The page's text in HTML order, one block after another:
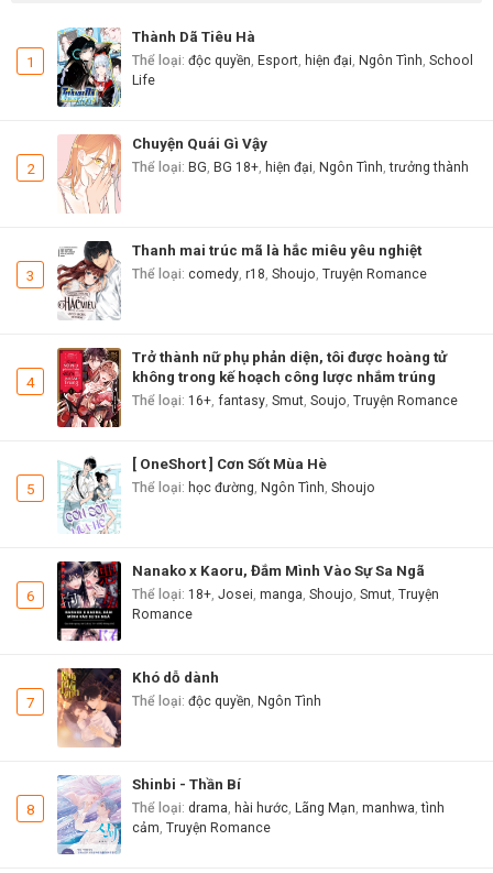
1
Thành Dã Tiêu Hà
Thể loại: độc quyền, Esport, hiện đại, Ngôn Tình, School
Life
2
Chuyện Quái Gì Vậy
Thể loại: BG, BG 18+, hiện đại, Ngôn Tình,trưởng thành
3
Thanh mai trúc mã là hắc miêu yêu nghiệt
Thể loại: comedy, r18, Shoujo, Truyện Romance
4
Trở thành nữ phụ phản diện, tôi được hoàng tử
không trong kế hoạch công lược nhắm trúng
Thể loại: 16+, fantasy, Smut, Soujo, Truyện Romance
5
[ OneShort ] Cơn Sốt Mùa Hè
Thể loại: học đường, Ngôn Tình, Shoujo
6
Nanako x Kaoru, Đắm Mình Vào Sự Sa Ngã
Thể loại: 18+, Josei, manga, Shoujo, Smut, Truyện
Romance
7
Khó dỗ dành
Thể loại: độc quyền, Ngôn Tình
8
Shinbi - Thần Bí
Thể loại: drama, hài hước, Lãng Mạn, manhwa,tình
cảm, Truyện Romance